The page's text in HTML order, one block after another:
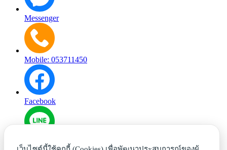
Messenger
Mobile: 053711450
Facebook
Line